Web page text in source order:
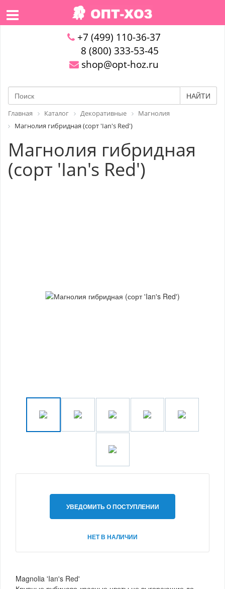
+7 (499) 110-36-37
8 (800) 333-53-45
shop@opt-hoz.ru
НАЙТИ
Главная Каталог Декоративные
Магнолия
Магнолия гибридная (сорт 'Ian's Red')
Магнолия гибридная
(сорт 'Ian's Red')
УВЕДОМИТЬ О ПОСТУПЛЕНИИ
НЕТ В НАЛИЧИИ
Magnolia 'Ian's Red'